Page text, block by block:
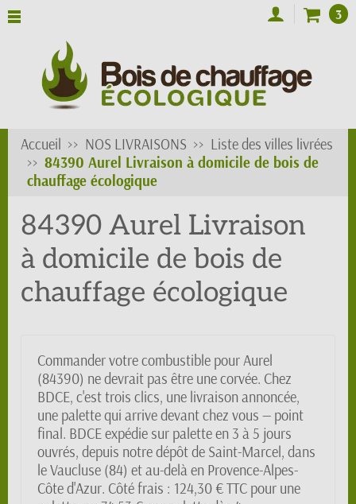
3
Accueil NOS LIVRAISONS
Liste des villes livrées
84390 Aurel Livraison à domicile de bois de
chauffage écologique
84390 Aurel Livraison
à domicile de bois de
chauffage écologique
Commander votre combustible pour Aurel
(84390) ne devrait pas être une corvée. Chez
BDCE, c'est trois clics, une livraison annoncée,
une palette qui arrive devant chez vous — point
final. BDCE expédie sur palette en 3 à 5 jours
ouvrés, depuis notre dépôt de Saint-Marcel, dans
le Vaucluse (84) et au-delà en Provence-Alpes-
Côte d'Azur. Côté frais : 124,30 € TTC pour une